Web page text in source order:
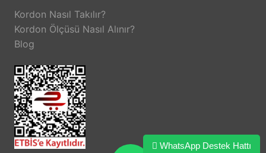
Kordon Nasıl Takılır?
Kordon Ölçüsü Nasıl Alınır?
Blog
WhatsApp Destek Hattı